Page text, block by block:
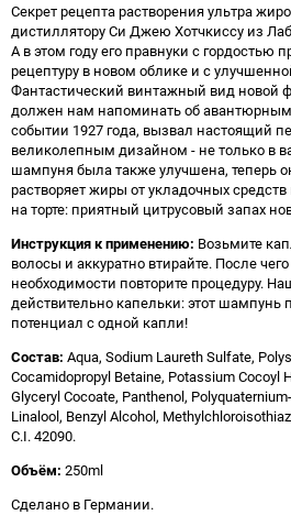
Секрет рецепта растворения ультра
дистиллятору Си Джею Хотчкиссу из
А в этом году его правнуки с гордостью
рецептуру в новом облике и с
Фантастический винтажный вид новой
должен нам напоминать об
событии 1927 года, вызвал настоящий
великолепным дизайном - не только в
шампуня была также улучшена, теперь
растворяет жиры от укладочных
на торте: приятный цитрусовый запах
Инструкция к применению: Возьмите
волосы и аккуратно втирайте. После
необходимости повторите процедуру.
действительно капельки: этот шампунь
потенциал с одной капли!
Состав: Aqua, Sodium Laureth Sulfate,
Cocamidopropyl Betaine, Potassium Cocoyl
Glyceryl Cocoate, Panthenol,
Linalool, Benzyl Alcohol,
C.I. 42090.
Объём: 250ml
Сделано в Германии.